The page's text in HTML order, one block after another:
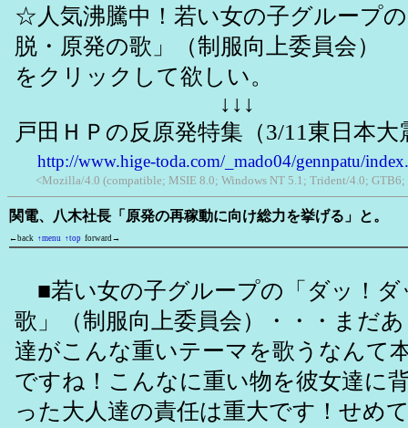
☆人気沸騰中！若い女の子グループ
脱・原発の歌」（制服向上委員会
をクリックして欲しい。
↓↓↓
戸田ＨＰの反原発特集（3/11東日本大
http://www.hige-toda.com/_mado04/gennpatu/
<Mozilla/4.0 (compatible; MSIE 8.0; Windows NT 5.1; Trident/4.0;
関電、八木社長「原発の再稼動に向け総力を挙げる」と。
←back ↑menu ↑top forward→
■若い女の子グループの「ダッ！ダ
歌」（制服向上委員会）・・・まだ
達がこんな重いテーマを歌うなんて
ですね！こんなに重い物を彼女達に
った大人達の責任は重大です！せめ